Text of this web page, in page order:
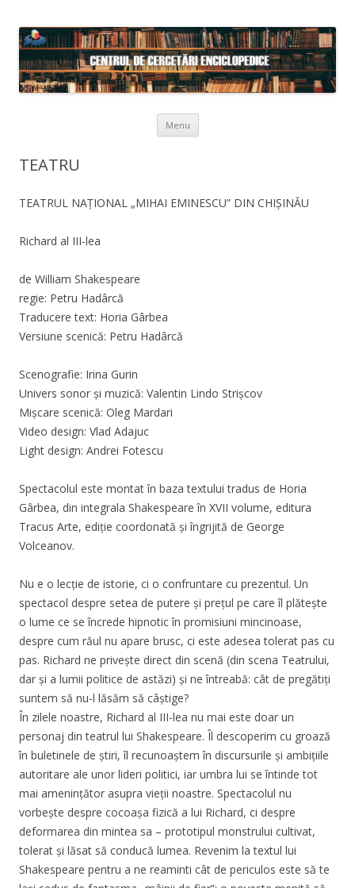
Menu Skip to content
TEATRU
TEATRUL NAȚIONAL „MIHAI EMINESCU” DIN CHIȘINĂU
Richard al III-lea
de William Shakespeare
regie: Petru Hadârcă
Traducere text: Horia Gârbea
Versiune scenică: Petru Hadârcă
Scenografie: Irina Gurin
Univers sonor și muzică: Valentin Lindo Strișcov
Mișcare scenică: Oleg Mardari
Video design: Vlad Adajuc
Light design: Andrei Fotescu
Spectacolul este montat în baza textului tradus de Horia
Gârbea, din integrala Shakespeare în XVII volume, editura
Tracus Arte, ediție coordonată și îngrijită de George
Volceanov.
Nu e o lecție de istorie, ci o confruntare cu prezentul. Un
spectacol despre setea de putere și prețul pe care îl plătește
o lume ce se încrede hipnotic în promisiuni mincinoase,
despre cum răul nu apare brusc, ci este adesea tolerat pas cu
pas. Richard ne privește direct din scenă (din scena Teatrului,
dar și a lumii politice de astăzi) și ne întreabă: cât de pregătiți
suntem să nu-l lăsăm să câștige?
În zilele noastre, Richard al III-lea nu mai este doar un
personaj din teatrul lui Shakespeare. Îl descoperim cu groază
în buletinele de știri, îl recunoaștem în discursurile și ambițiile
autoritare ale unor lideri politici, iar umbra lui se întinde tot
mai amenințător asupra vieții noastre. Spectacolul nu
vorbește despre cocoașa fizică a lui Richard, ci despre
deformarea din mintea sa – prototipul monstrului cultivat,
tolerat și lăsat să conducă lumea. Revenim la textul lui
Shakespeare pentru a ne reaminti cât de periculos este să te